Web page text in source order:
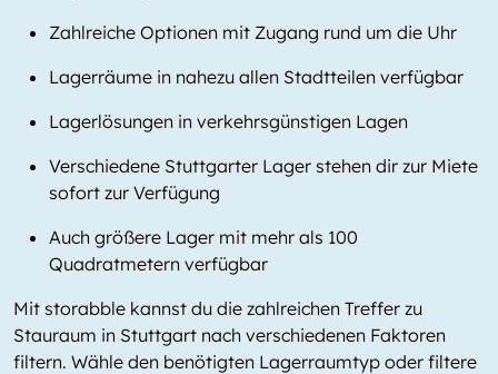
Zahlreiche Optionen mit Zugang rund um die Uhr
Lagerräume in nahezu allen Stadtteilen verfügbar
Lagerlösungen in verkehrsgünstigen Lagen
Verschiedene Stuttgarter Lager stehen dir zur Miete
sofort zur Verfügung
Auch größere Lager mit mehr als 100
Quadratmetern verfügbar
Mit storabble kannst du die zahlreichen Treffer zu
Stauraum in Stuttgart nach verschiedenen Faktoren
filtern. Wähle den benötigten Lagerraumtyp oder filtere